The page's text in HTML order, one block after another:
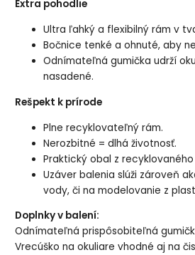
Extra pohodlie
Ultra ľahký a flexibilný rám v
Bočnice tenké a ohnuté, aby
Odnímateľná gumička udrží
nasadené.
Rešpekt k prírode
Plne recyklovateľný rám.
Nerozbitné = dlhá životnosť.
Praktický obal z
Uzáver balenia slúži zároveň
vody, či na modelovanie z
Doplnky v balení:
Odnímateľná prispôsobiteľná
Vrecúško na okuliare vhodné aj na